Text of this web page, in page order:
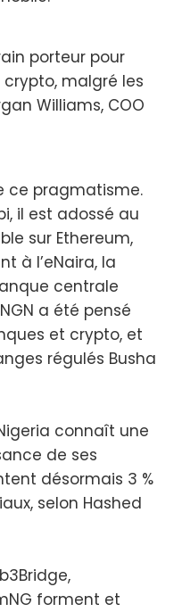
porteur pour
malgré les
Williams, COO
ce pragmatisme.
il est adossé au
sur Ethereum,
à l’eNaira, la
centrale
a été pensé
et crypto, et
régulés Busha
connaît une
de ses
désormais 3 %
selon Hashed
forment et